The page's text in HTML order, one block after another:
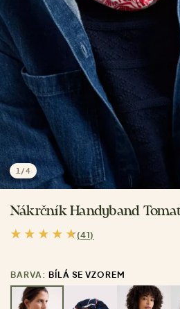
1 /4
Nákrčník Handyband
(41)
BARVA: BÍLÁ SE VZOREM